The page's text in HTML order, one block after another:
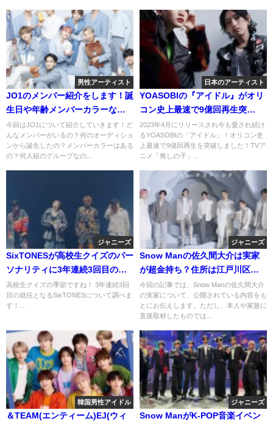
男性アーティスト
JO1のメンバー紹介をします！誕
生日や年齢メンバーカラーなど
基本情報を余すところなく！
今回はJO1について紹介していきます！ど
んなメンバーがいるの？何のオーディショ
ンから誕生したの？メンバーカラーはある
の？何人組のグループなの...
日本のアーティスト
YOASOBIの『アイドル』がオリ
コン史上最速で9億回再生突
破！！
2023年4月にリリースされ今も愛され続け
るYOASOBIの「アイドル」！オリコン史
上最速で9億回再生を突破しました！TVア
ニメ「推しの子」...
ジャニーズ
SixTONESが高校生クイズのパー
ソナリティに3年連続3回目の就
任！ちなみに歴代のパーソナリ
ティは？
高校生クイズの季節ですね！ 3年連続3回
目の就任となるSixTONESについて調べま
す！...
ジャニーズ
Snow Manの佐久間大介は実家
が超金持ち？住所は江戸川区葛
西という噂が！
今回の記事では、Snow Manの佐久間大介
の実家について、公開されている内容をも
とにお伝えします。ただし、本人や家族に
直接取材したものでは...
韓国男性アイドル
＆TEAM(エンティーム)EJ(ウィ
ジャニーズ
Snow ManがK-POP音楽イベン